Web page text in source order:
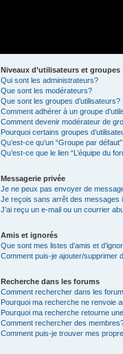
Niveaux d’utilisateurs et groupes
Qui sont les administrateurs?
Que sont les modérateurs?
Que sont les groupes d’utilisateurs?
Comment adhérer à un groupe
Comment devenir modérateur de
Pourquoi certains groupes
Qu’est-ce qu’un “Groupe par
Qu’est-ce que le lien “L’équipe du
Messagerie privée
Je ne peux pas envoyer de
Je reçois sans arrêt des messages
J’ai reçu un e-mail ou un courrier
Amis et ignorés
Que sont mes listes d’amis et
Comment puis-je ajouter/supprimer
Recherche dans les forums
Comment rechercher dans les
Pourquoi ma recherche ne renvoie
Pourquoi ma recherche retourne
Comment rechercher des
Comment puis-je trouver mes